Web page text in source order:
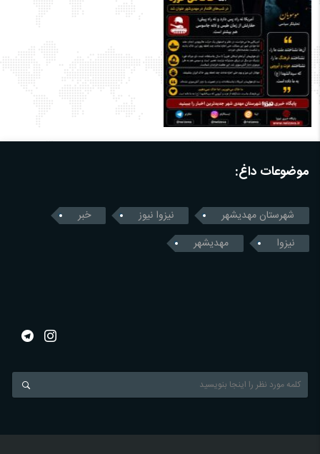
موضوعات داغ:
شهرستان مهدیشهر نیزوا نیوز
خبر
نیزوا
مهدیشهر